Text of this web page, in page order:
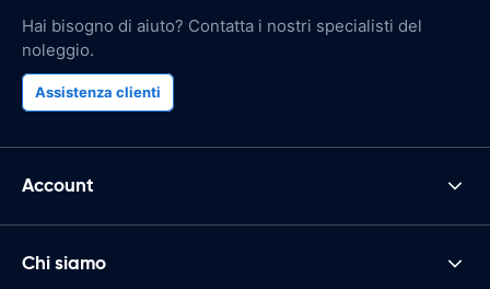
Hai bisogno di aiuto? Contatta i nostri specialisti del
noleggio.
Assistenza clienti
Account
Chi siamo